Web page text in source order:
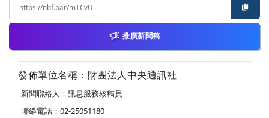
推廣新聞稿
發佈單位名稱：財團法人中央通訊社
新聞聯絡人：訊息服務核稿員
聯絡電話：02-25051180